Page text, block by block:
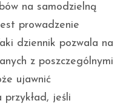
na samodzielną
prowadzenie
dziennik pozwala na
z poszczególnymi
ujawnić
jeśli